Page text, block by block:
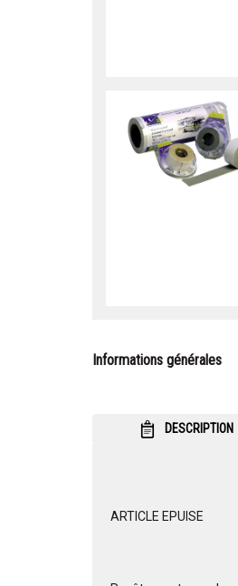
Informations générales
DESCRIPTION
ARTICLE EPUISE